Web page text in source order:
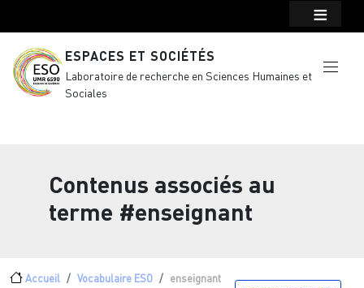
ESPACES ET SOCIÉTÉS
Laboratoire de recherche en Sciences Humaines et
Sociales
Contenus associés au
terme #enseignant
Fil d'Ariane
Accueil Vocabulaire ESO enseignant